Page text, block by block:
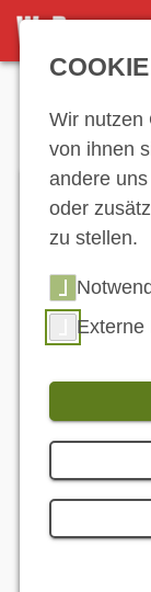
Audi:
06.08.2019
Wir nutzen
von ihnen
andere
oder
zu stellen.
Externe